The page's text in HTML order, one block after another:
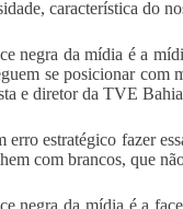
característica do
negra da mídia é a
se posicionar com
e diretor da TVE
erro estratégico fazer
com brancos, que
negra da mídia é a